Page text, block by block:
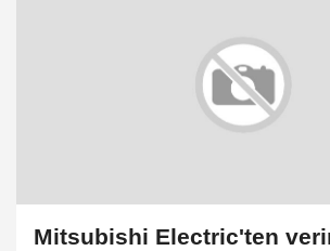
Mitsubishi Electric'ten